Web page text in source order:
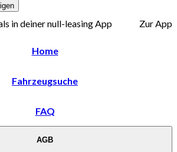
in deiner null-leasing App Zur App
Home
Fahrzeugsuche
FAQ
AGB